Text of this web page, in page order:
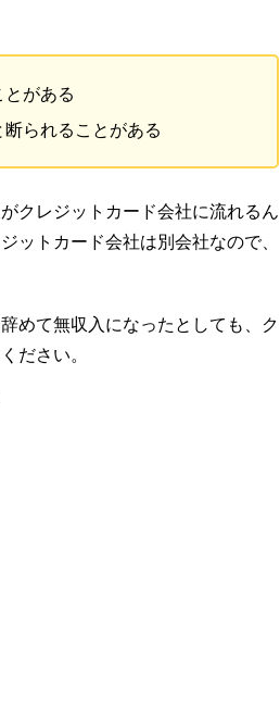
がある
られることがある
クレジットカード会社に流れるん
ットカード会社は別会社なので、
めて無収入になったとしても、ク
ださい。